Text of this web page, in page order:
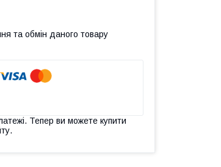
та обмін даного товару
Тепер ви можете купити